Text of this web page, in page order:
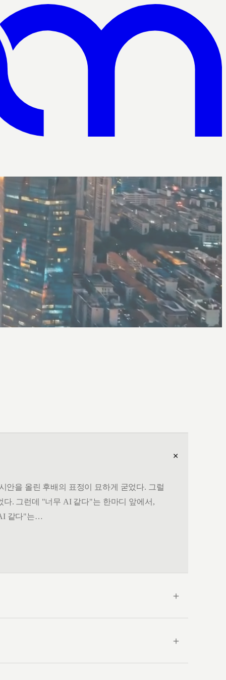
＋
안을 올린 후배의 표정이 묘하게 굳었다. 그럴
. 그런데 "너무 AI 같다"는 한마디 앞에서,
같다"는…
＋
＋